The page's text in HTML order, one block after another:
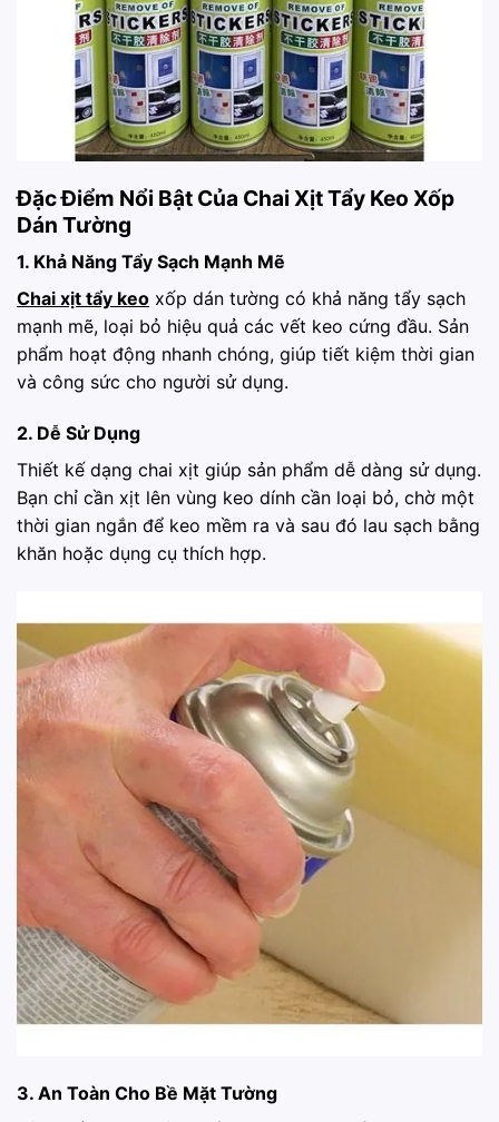
Đặc Điểm Nổi Bật Của Chai Xịt Tẩy Keo Xốp
Dán Tường
1. Khả Năng Tẩy Sạch Mạnh Mẽ
Chai xịt tẩy keo xốp dán tường có khả năng tẩy sạch
mạnh mẽ, loại bỏ hiệu quả các vết keo cứng đầu. Sản
phẩm hoạt động nhanh chóng, giúp tiết kiệm thời gian
và công sức cho người sử dụng.
2. Dễ Sử Dụng
Thiết kế dạng chai xịt giúp sản phẩm dễ dàng sử dụng.
Bạn chỉ cần xịt lên vùng keo dính cần loại bỏ, chờ một
thời gian ngắn để keo mềm ra và sau đó lau sạch bằng
khăn hoặc dụng cụ thích hợp.
3. An Toàn Cho Bề Mặt Tường